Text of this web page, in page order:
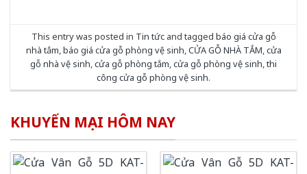
This entry was posted in Tin tứcand tagged báo giá cửa gỗ
nhà tắm,báo giá cửa gỗ phòng vệ sinh,CỬA GỖ NHÀ TẮM,cửa
gỗ nhà vệ sinh,cửa gỗ phòng tắm,cửa gỗ phòng vệ sinh,thi
công cửa gỗ phòng vệ sinh.
KHUYẾN MẠI HÔM NAY